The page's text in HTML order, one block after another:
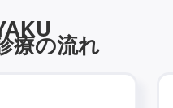
療の流れ